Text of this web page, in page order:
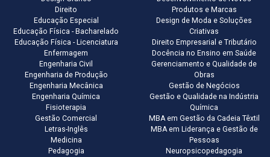
Direito
Educação Especial
Educação Física - Bacharelado
Educação Física - Licenciatura
Enfermagem
Engenharia Civil
Engenharia de Produção
Engenharia Mecânica
Engenharia Química
Fisioterapia
Gestão Comercial
Letras-Inglês
Medicina
Pedagogia
Produtos e Marcas
Design de Moda e Soluções
Criativas
Direito Empresarial e Tributário
Docência no Ensino em Saúde
Gerenciamento e Qualidade de
Obras
Gestão de Negócios
Gestão e Qualidade na Indústria
Química
MBA em Gestão da Cadeia Têxtil
MBA em Liderança e Gestão de
Pessoas
Neuropsicopedagogia